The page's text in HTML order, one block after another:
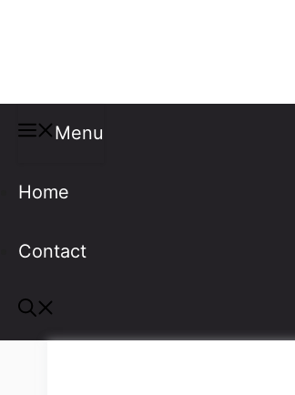
Menu
Home
Contact